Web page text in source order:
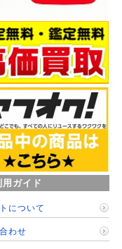
用ガイド
について
わせ